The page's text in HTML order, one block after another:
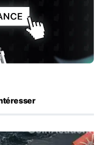
avec Oman sur une